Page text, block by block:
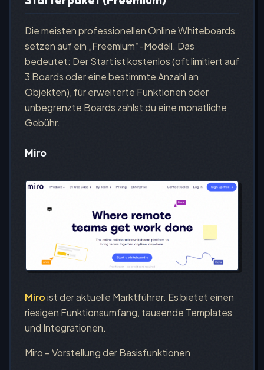
Die meisten professionellen Online Whiteboards
setzen auf ein „Freemium“-Modell. Das
bedeutet: Der Start ist kostenlos (oft limitiert auf
3 Boards oder eine bestimmte Anzahl an
Objekten), für erweiterte Funktionen oder
unbegrenzte Boards zahlst du eine monatliche
Gebühr.
Miro
Miroist der aktuelle Marktführer. Es bietet einen
riesigen Funktionsumfang, tausende Templates
und Integrationen.
Miro – Vorstellung der Basisfunktionen